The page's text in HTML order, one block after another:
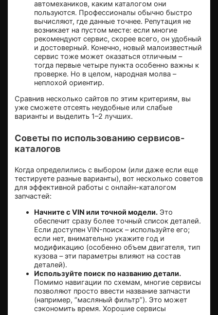
автомехаников, каким каталогом они
пользуются. Профессионалы обычно быстро
вычисляют, где данные точнее. Репутация не
возникает на пустом месте: если многие
рекомендуют сервис, скорее всего, он удобный
и достоверный. Конечно, новый малоизвестный
сервис тоже может оказаться отличным –
тогда первые четыре пункта особенно важны к
проверке. Но в целом, народная молва –
неплохой ориентир.
Сравнив несколько сайтов по этим критериям, вы
уже сможете отсеять неудобные или слабые
варианты и выделить 1–2 лучших.
Советы по использованию сервисов-
каталогов
Когда определились с выбором (или даже если еще
тестируете разные варианты), вот несколько советов
для эффективной работы с онлайн-каталогом
запчастей:
Начните с VIN или точной модели. Это
обеспечит сразу более точный список деталей.
Если доступен VIN-поиск – используйте его;
если нет, внимательно укажите год и
модификацию (особенно объем двигателя, тип
кузова – эти параметры влияют на состав
деталей).
Используйте поиск по названию детали.
Помимо навигации по схемам, многие сервисы
позволяют просто ввести название запчасти
(например, “масляный фильтр”). Это может
сэкономить время. Хорошие сервисы